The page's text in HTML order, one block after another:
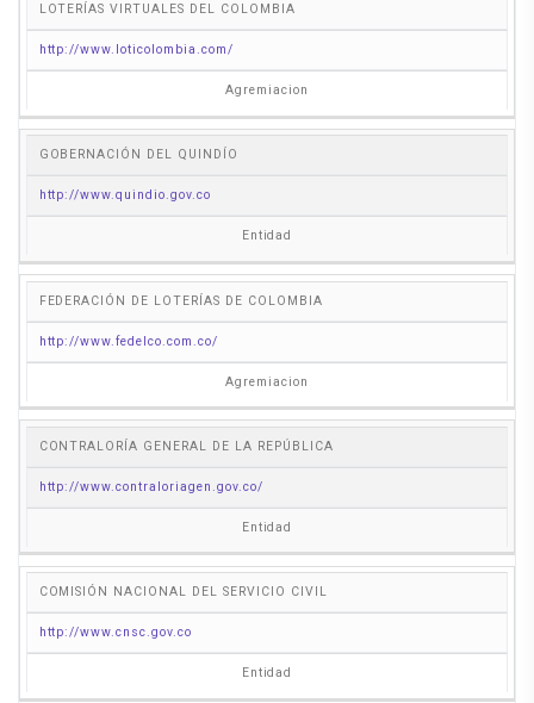
LOTERÍAS VIRTUALES DEL COLOMBIA
http://www.loticolombia.com/
Agremiacion
GOBERNACIÓN DEL QUINDÍO
http://www.quindio.gov.co
Entidad
FEDERACIÓN DE LOTERÍAS DE COLOMBIA
http://www.fedelco.com.co/
Agremiacion
CONTRALORÍA GENERAL DE LA REPÚBLICA
http://www.contraloriagen.gov.co/
Entidad
COMISIÓN NACIONAL DEL SERVICIO CIVIL
http://www.cnsc.gov.co
Entidad